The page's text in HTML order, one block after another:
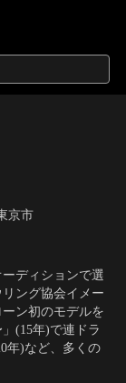
京市
ディションで選
ング協会イメー
ン初のモデルを
(15年)で連ドラ
年)など、多くの